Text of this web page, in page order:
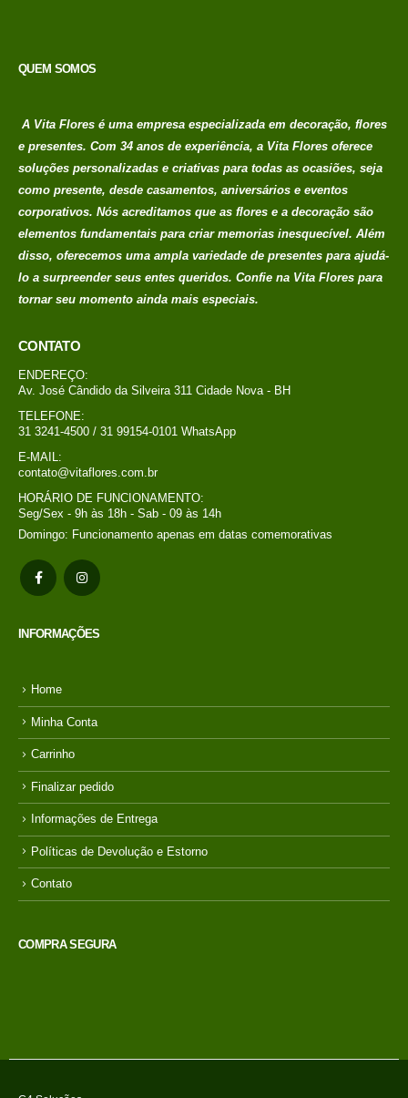
QUEM SOMOS
A Vita Flores é uma empresa especializada em decoração, flores
e presentes. Com 34 anos de experiência, a Vita Flores oferece
soluções personalizadas e criativas para todas as ocasiões, seja
como presente, desde casamentos, aniversários e eventos
corporativos. Nós acreditamos que as flores e a decoração são
elementos fundamentais para criar memorias inesquecível. Além
disso, oferecemos uma ampla variedade de presentes para ajudá-
lo a surpreender seus entes queridos. Confie na Vita Flores para
tornar seu momento ainda mais especiais.
CONTATO
ENDEREÇO:
Av. José Cândido da Silveira 311 Cidade Nova - BH
TELEFONE:
31 3241-4500 / 31 99154-0101 WhatsApp
E-MAIL:
contato@vitaflores.com.br
HORÁRIO DE FUNCIONAMENTO:
Seg/Sex - 9h às 18h - Sab - 09 às 14h
Domingo: Funcionamento apenas em datas comemorativas
INFORMAÇÕES
Home
Minha Conta
Carrinho
Finalizar pedido
Informações de Entrega
Políticas de Devolução e Estorno
Contato
COMPRA SEGURA